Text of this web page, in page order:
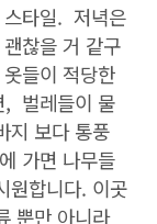
타일. 저녁은
찮을 거 같구
들이 적당한
, 벌레들이 물
지 보다 통풍
가면 나무들
원합니다. 이곳
뿐만 아니라